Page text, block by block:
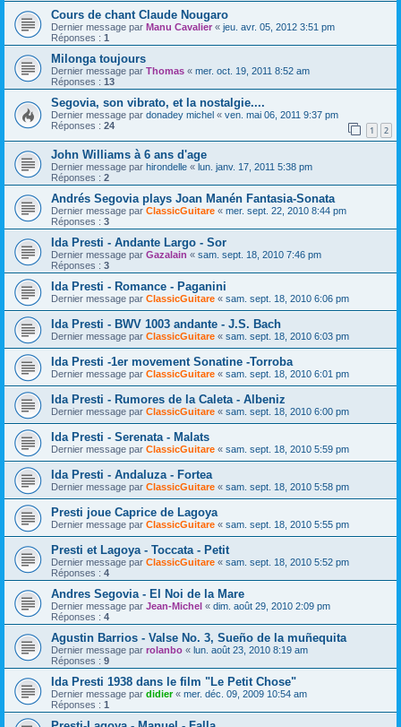
Cours de chant Claude Nougaro
Dernier message par Manu Cavalier « jeu. avr. 05, 2012 3:51 pm
Réponses : 1
Milonga toujours
Dernier message par Thomas « mer. oct. 19, 2011 8:52 am
Réponses : 13
Segovia, son vibrato, et la nostalgie....
Dernier message par donadey michel « ven. mai 06, 2011 9:37 pm
Réponses : 24 1 2
John Williams à 6 ans d'age
Dernier message par hirondelle « lun. janv. 17, 2011 5:38 pm
Réponses : 2
Andrés Segovia plays Joan Manén Fantasia-Sonata
Dernier message par ClassicGuitare « mer. sept. 22, 2010 8:44 pm
Réponses : 3
Ida Presti - Andante Largo - Sor
Dernier message par Gazalain « sam. sept. 18, 2010 7:46 pm
Réponses : 3
Ida Presti - Romance - Paganini
Dernier message par ClassicGuitare « sam. sept. 18, 2010 6:06 pm
Ida Presti - BWV 1003 andante - J.S. Bach
Dernier message par ClassicGuitare « sam. sept. 18, 2010 6:03 pm
Ida Presti -1er movement Sonatine -Torroba
Dernier message par ClassicGuitare « sam. sept. 18, 2010 6:01 pm
Ida Presti - Rumores de la Caleta - Albeniz
Dernier message par ClassicGuitare « sam. sept. 18, 2010 6:00 pm
Ida Presti - Serenata - Malats
Dernier message par ClassicGuitare « sam. sept. 18, 2010 5:59 pm
Ida Presti - Andaluza - Fortea
Dernier message par ClassicGuitare « sam. sept. 18, 2010 5:58 pm
Presti joue Caprice de Lagoya
Dernier message par ClassicGuitare « sam. sept. 18, 2010 5:55 pm
Presti et Lagoya - Toccata - Petit
Dernier message par ClassicGuitare « sam. sept. 18, 2010 5:52 pm
Réponses : 4
Andres Segovia - El Noi de la Mare
Dernier message par Jean-Michel « dim. août 29, 2010 2:09 pm
Réponses : 4
Agustin Barrios - Valse No. 3, Sueño de la muñequita
Dernier message par rolanbo « lun. août 23, 2010 8:19 am
Réponses : 9
Ida Presti 1938 dans le film "Le Petit Chose"
Dernier message par didier« mer. déc. 09, 2009 10:54 am
Réponses : 1